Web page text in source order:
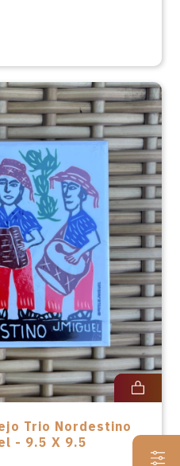
Trio Nordestino
- 9.5 X 9.5